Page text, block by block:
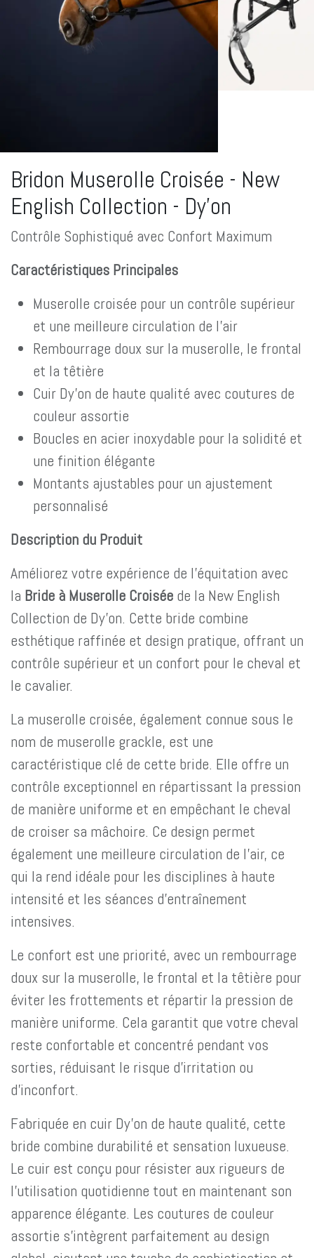
Bridon Muserolle Croisée - New
English Collection - Dy'on
Contrôle Sophistiqué avec Confort Maximum
Caractéristiques Principales
Muserolle croisée pour un contrôle supérieur
et une meilleure circulation de l'air
Rembourrage doux sur la muserolle, le frontal
et la têtière
Cuir Dy'on de haute qualité avec coutures de
couleur assortie
Boucles en acier inoxydable pour la solidité et
une finition élégante
Montants ajustables pour un ajustement
personnalisé
Description du Produit
Améliorez votre expérience de l'équitation avec
la Bride à Muserolle Croisée de la New English
Collection de Dy'on. Cette bride combine
esthétique raffinée et design pratique, offrant un
contrôle supérieur et un confort pour le cheval et
le cavalier.
La muserolle croisée, également connue sous le
nom de muserolle grackle, est une
caractéristique clé de cette bride. Elle offre un
contrôle exceptionnel en répartissant la pression
de manière uniforme et en empêchant le cheval
de croiser sa mâchoire. Ce design permet
également une meilleure circulation de l'air, ce
qui la rend idéale pour les disciplines à haute
intensité et les séances d'entraînement
intensives.
Le confort est une priorité, avec un rembourrage
doux sur la muserolle, le frontal et la têtière pour
éviter les frottements et répartir la pression de
manière uniforme. Cela garantit que votre cheval
reste confortable et concentré pendant vos
sorties, réduisant le risque d'irritation ou
d'inconfort.
Fabriquée en cuir Dy'on de haute qualité, cette
bride combine durabilité et sensation luxueuse.
Le cuir est conçu pour résister aux rigueurs de
l'utilisation quotidienne tout en maintenant son
apparence élégante. Les coutures de couleur
assortie s'intègrent parfaitement au design